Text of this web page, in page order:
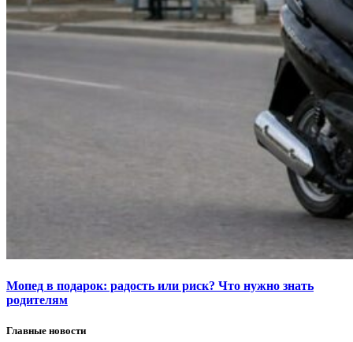
Мопед в подарок: радость или риск? Что нужно знать
родителям
Главные новости